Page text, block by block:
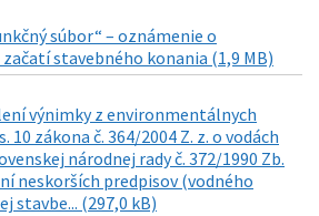
súbor“ – oznámenie o
stavebného konania (1,9 MB)
výnimky z environmentálnych
10 zákona č. 364/2004 Z. z. o vodách
národnej rady č. 372/1990 Zb.
neskorších predpisov (vodného
stavbe... (297,0 kB)